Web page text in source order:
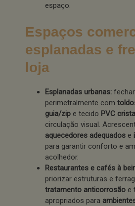
espaço.
Espaços
esplanadas e
loja
Esplanadas urbanas: fechar
perimetralmente com
guia/zip e tecido PVC
circulação visual.
aquecedores adequados e
para garantir conforto e
acolhedor.
Restaurantes e cafés à
priorizar estruturas e
tratamento anticorrosão e
apropriados para